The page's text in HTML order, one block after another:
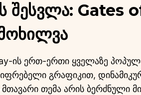
შესვლა: Gates
ის ერთ-ერთი ყველაზე
გრაფიკით,
მთავარი თემა არის ბერძნული